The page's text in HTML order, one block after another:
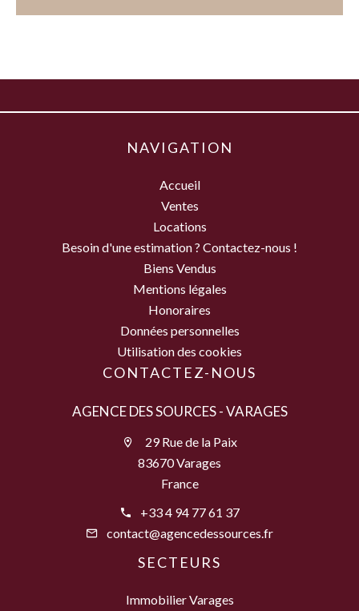
NAVIGATION
Accueil
Ventes
Locations
Besoin d'une estimation ? Contactez-nous !
Biens Vendus
Mentions légales
Honoraires
Données personnelles
Utilisation des cookies
CONTACTEZ-NOUS
AGENCE DES SOURCES - VARAGES
29 Rue de la Paix
83670 Varages
France
+33 4 94 77 61 37
contact@agencedessources.fr
SECTEURS
Immobilier Varages